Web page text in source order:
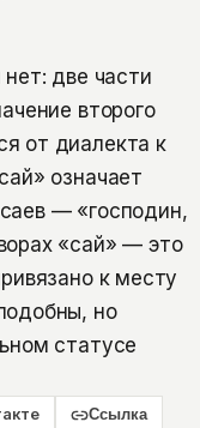
нет: две части
второго
от диалекта к
означает
— «господин,
«сай» — это
к месту
но
статусе
Ссылка